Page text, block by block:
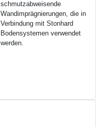
schmutzabweisende
Wandimprägnierungen, die in
Verbindung mit Stonhard
Bodensystemen verwendet
werden.